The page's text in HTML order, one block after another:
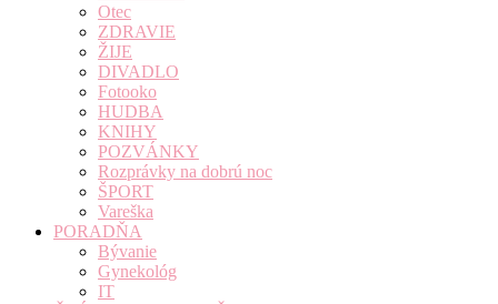
Otec
ZDRAVIE
ŽIJE
DIVADLO
Fotooko
HUDBA
KNIHY
POZVÁNKY
Rozprávky na dobrú noc
ŠPORT
Vareška
PORADŇA
Bývanie
Gynekológ
IT